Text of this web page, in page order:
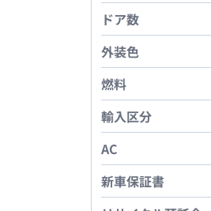
ドア数
外装色
燃料
輸入区分
AC
新車保証書